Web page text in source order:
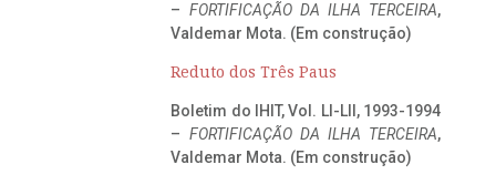
– FORTIFICAÇÃO DA ILHA TERCEIRA,
Valdemar Mota. (Em construção)
Reduto dos Três Paus
Boletim do IHIT, Vol. LI-LII, 1993-1994
– FORTIFICAÇÃO DA ILHA TERCEIRA,
Valdemar Mota. (Em construção)